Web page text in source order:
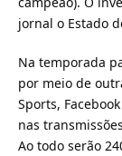
jornal o Estado
Na temporada
por meio de
Sports, Facebook
nas
Ao todo serão